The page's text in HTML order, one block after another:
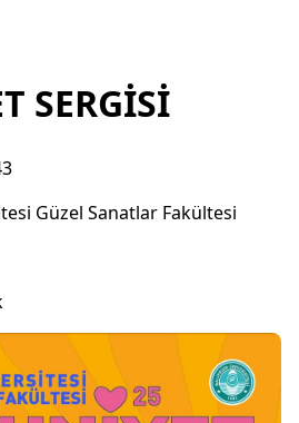
SERGİSİ
Güzel Sanatlar Fakültesi